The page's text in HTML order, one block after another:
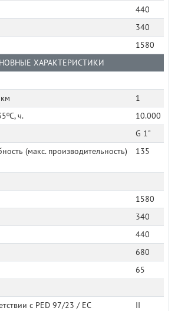
440
340
1580
ХАРАКТЕРИСТИКИ
1
ч.
10.000
G 1"
(макс. производительность)
135
1580
340
440
680
65
с PED 97/23 / EC
II